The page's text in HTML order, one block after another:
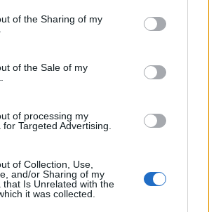
or usage behaviour. You may click to
to Google and its third-party tags to
specified purposes in below Google
of the Sharing of my
of the Sale of my
of processing my
Targeted Advertising.
of Collection, Use,
and/or Sharing of my
that Is Unrelated with the
it was collected.
Τέλος στην περίοδο
ξεκινούν τα πρόστιμα –
αφορά